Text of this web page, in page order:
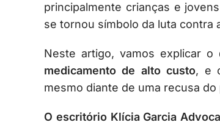
principalmente crianças e
se tornou símbolo da luta contra
Neste artigo, vamos explicar
medicamento de alto custo, e
mesmo diante de uma recusa
O escritório Klícia Garcia